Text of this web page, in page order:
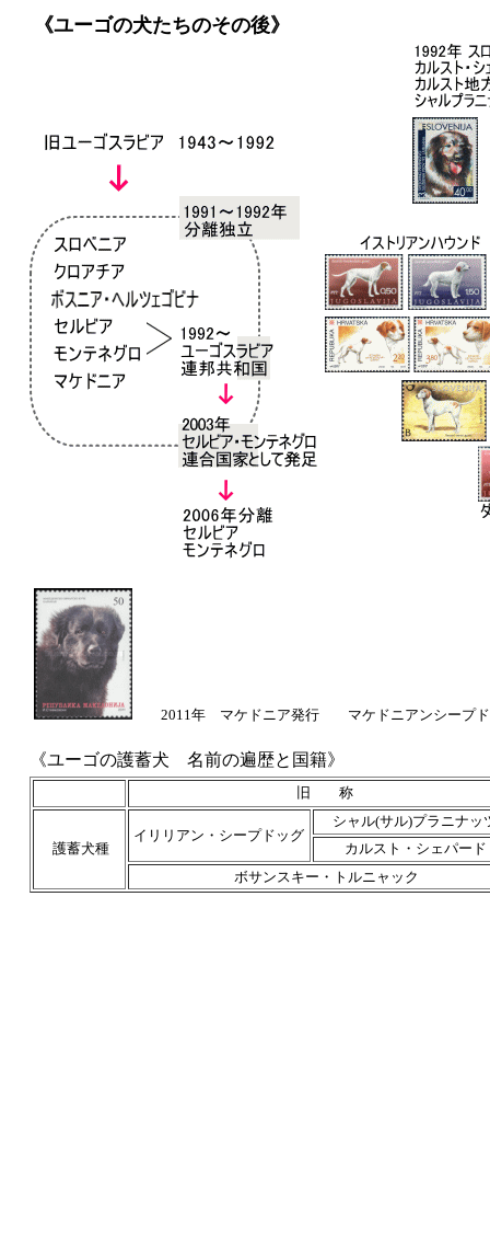
《ユーゴの犬たちのその後》
2011年 マケドニア発行 マケドニアンシー
《ユーゴの護蓄犬 名前の遍歴と国籍》
旧 称
護蓄犬種
イリリアン・シープドッグ
シャル(サル)プラニナ
カルスト・シェパード
ボサンスキー・トルニャック